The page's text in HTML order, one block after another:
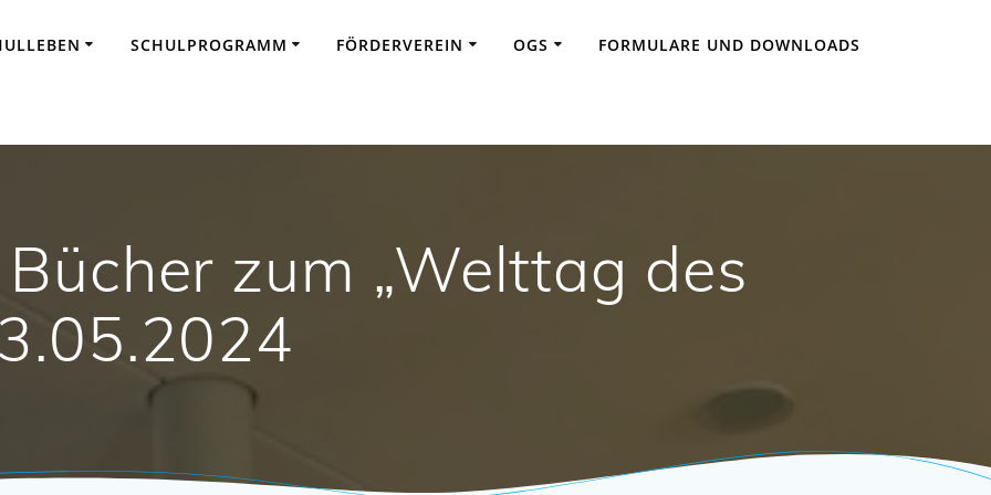
SCHULPROGRAMM FÖRDERVEREIN OGS FORMULARE UND DOWNLOADS
zum „Welttag des